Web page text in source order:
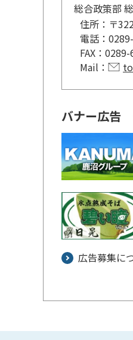
総合政策部
住所： 〒
電話：
FAX： 0289-
Mail：
バナー広告
広告募集に